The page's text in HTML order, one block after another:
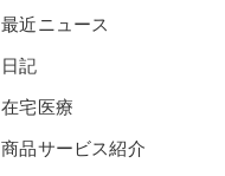
最近ニュース
日記
在宅医療
商品サービス紹介